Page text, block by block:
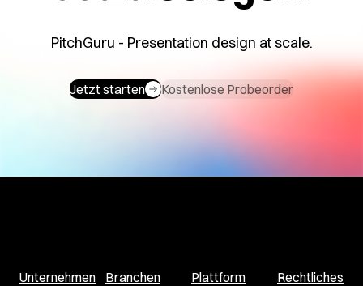
PitchGuru - Presentation design at scale.
Jetzt starten Kostenlose Probeorder
Unternehmen Branchen Plattform Rechtliches